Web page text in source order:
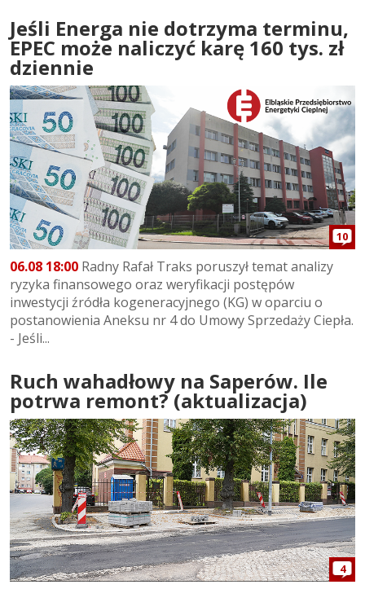
Jeśli Energa nie dotrzyma terminu,
EPEC może naliczyć karę 160 tys. zł
dziennie
10
06.08 18:00 Radny Rafał Traks poruszył temat analizy
ryzyka finansowego oraz weryfikacji postępów
inwestycji źródła kogeneracyjnego (KG) w oparciu o
postanowienia Aneksu nr 4 do Umowy Sprzedaży Ciepła.
- Jeśli...
Ruch wahadłowy na Saperów. Ile
potrwa remont? (aktualizacja)
4